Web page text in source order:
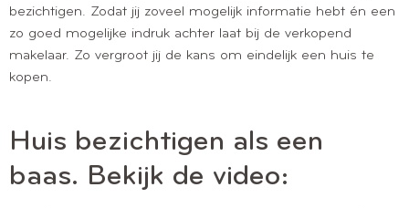
bezichtigen. Zodat jij zoveel mogelijk informatie hebt én een
zo goed mogelijke indruk achter laat bij de verkopend
makelaar. Zo vergroot jij de kans om eindelijk een huis te
kopen.
Huis bezichtigen als een
baas. Bekijk de video: